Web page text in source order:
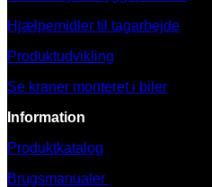
Hjælpemidler til tagarbejde
Produktudvikling
Se kraner monteret i biler
Information
Produktkatalog
Brugsmanualer